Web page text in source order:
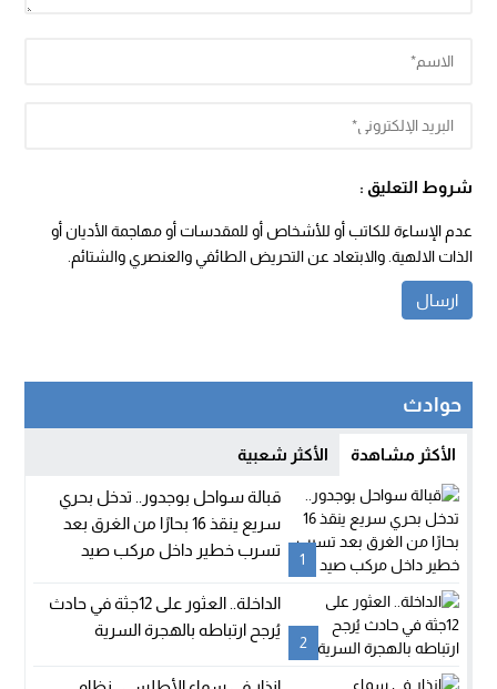
شروط التعليق :
عدم الإساءة للكاتب أو للأشخاص أو للمقدسات أو مهاجمة الأديان أو
الذات الالهية. والابتعاد عن التحريض الطائفي والعنصري والشتائم.
حوادث
الأكثر مشاهدة الأكثر شعبية
1
قبالة سواحل بوجدور.. تدخل بحري
سريع ينقذ 16 بحارًا من الغرق بعد
تسرب خطير داخل مركب صيد
2
الداخلة.. العثور على 12جثة في حادث
يُرجح ارتباطه بالهجرة السرية